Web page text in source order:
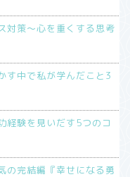
対策～心を重くする思考
す中で私が学んだこと3
経験を見いだす5つのコ
の完結編『幸せになる勇